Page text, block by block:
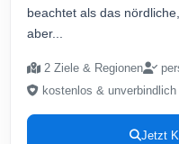
beachtet als das
aber...
2 Ziele & Regionen
kostenlos & unverbindlich
Jetzt